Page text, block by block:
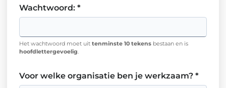
Wachtwoord: *
Het wachtwoord moet uit tenminste 10 tekens bestaan en is
hoofdlettergevoelig.
Voor welke organisatie ben je werkzaam? *